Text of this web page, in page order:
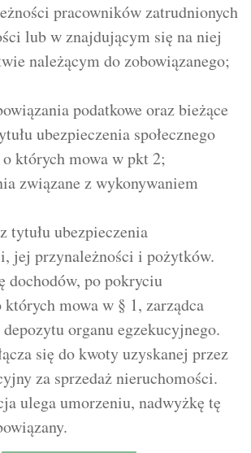
pracowników zatrudnionych
lub w znajdującym się na niej
należącym do zobowiązanego;
podatkowe oraz bieżące
ubezpieczenia społecznego
których mowa w pkt 2;
związane z wykonywaniem
tytułu ubezpieczenia
jej przynależności i pożytków.
dochodów, po pokryciu
których mowa w § 1, zarządca
organu egzekucyjnego.
się do kwoty uzyskanej przez
za sprzedaż nieruchomości.
ulega umorzeniu, nadwyżkę tę